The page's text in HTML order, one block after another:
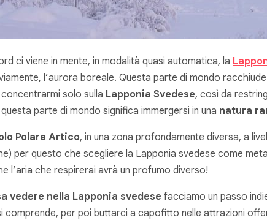
ci viene in mente, in modalità quasi automatica, la
l’aurora boreale. Questa parte di mondo
solo sulla Lapponia Svedese, così da
parte di mondo significa immergersi in una natura
Polare Artico, in una zona profondamente diversa, a
per questo che scegliere la Lapponia svedese come
l’aria che respirerai avrà un profumo diverso!
vedere nella Lapponia svedese facciamo un passo
comprende, per poi buttarci a capofitto nelle attrazioni